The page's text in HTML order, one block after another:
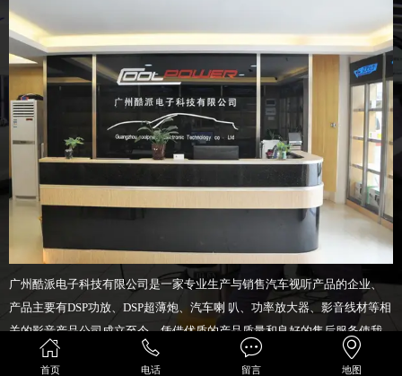
广州酷派电子科技有限公司是一家专业生产与销售汽车视听产品的企业、
产品主要有DSP功放、DSP超薄炮、汽车喇 叭、功率放大器、影音线材等相
关的影音产品公司成立至今，凭借优质的产品质量和良好的售后服务使我
们的产品高 速融入了国内.东南亚.中东.欧洲……各个市场。我们致力于给员
首页 电话 留言 地图